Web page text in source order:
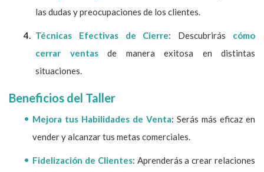
las dudas y preocupaciones de los clientes.
Técnicas Efectivas de Cierre: Descubrirás cómo
cerrar ventasde manera exitosa en distintas
situaciones.
Beneficios del Taller
Mejora tus Habilidades de Venta: Serás más eficaz en
vender y alcanzar tus metas comerciales.
Fidelización de Clientes: Aprenderás a crear relaciones